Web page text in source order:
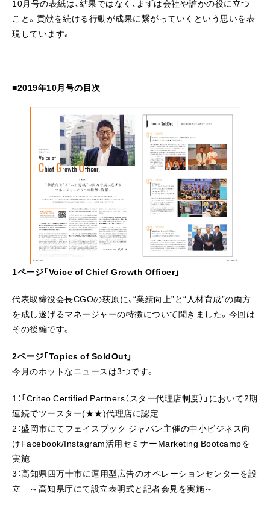
10月号の表紙は、結果ではなく、まずは会社や誰かの役に立つ
こと。貢献を続ける行動が成果に繋がっていくという思いを表
現しています。
■2019年10月号の目次
1ページ「Voice of Chief Growth Officer」
代表取締役会長CGOの荻原に、“業績向上”と“人材育成”の両方
を成し遂げるマネージャーの特徴について聞きました。今回は
その後編です。
2ページ「Topics of SoldOut」
今月のホットなニュースは3つです。
1：「Criteo Certified Partners（スター代理店制度）」において2期
連続でツースター(★★)代理店に認定
2：盛岡市にてフェイスブック ジャパン主催の中小ビジネス向
けFacebook/Instagram活用セミナーMarketing Bootcampを
実施
3：高知県四万十市に運用型広告のオペレーションセンターを設
立 ～高知県庁にて設立表明式と記者会見を実施～